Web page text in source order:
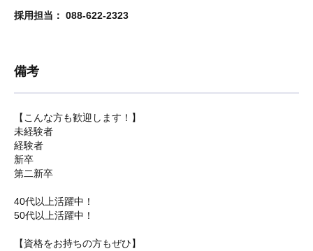
採用担当： 088-622-2323
備考
【こんな方も歓迎します！】
未経験者
経験者
新卒
第二新卒
40代以上活躍中！
50代以上活躍中！
【資格をお持ちの方もぜひ】